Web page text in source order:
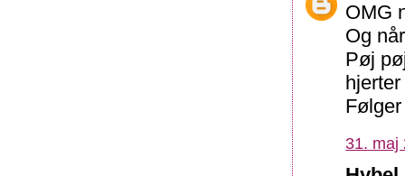
OMG
Og
Pøj
31. maj